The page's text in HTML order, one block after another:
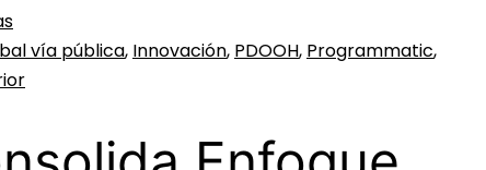
vía pública, Innovación, PDOOH, Programmatic,